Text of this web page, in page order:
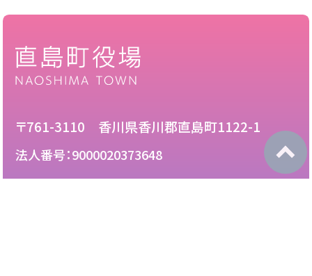
〒761-3110 香川県香川郡直島町1122-1
法人番号：9000020373648